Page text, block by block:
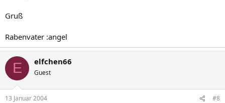
Gruß
Rabenvater :angel
E elfchen66
Guest
13 Januar 2004 #8